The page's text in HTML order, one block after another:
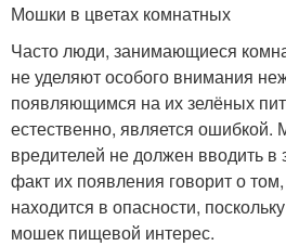
Мошки в цветах комнатных
Часто люди, занимающиеся
не уделяют особого внимания
появляющимся на их зелёных
естественно, является ошибкой.
вредителей не должен вводить
факт их появления говорит о
находится в опасности,
мошек пищевой интерес.